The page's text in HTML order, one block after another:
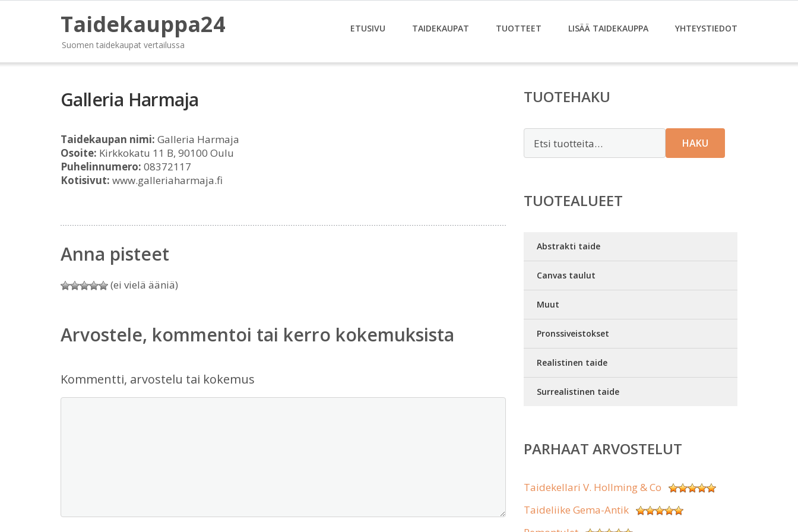
Taidekauppa24
Suomen taidekaupat vertailussa
ETUSIVU TAIDEKAUPAT TUOTTEET LISÄÄ TAIDEKAUPPA YHTEYSTIEDOT
Galleria Harmaja
Taidekaupan nimi: Galleria Harmaja
Osoite: Kirkkokatu 11 B, 90100 Oulu
Puhelinnumero: 08372117
Kotisivut: www.galleriaharmaja.fi
Anna pisteet
(ei vielä ääniä)
Arvostele, kommentoi tai kerro kokemuksista
Kommentti, arvostelu tai kokemus
TUOTEHAKU
HAKU
TUOTEALUEET
Abstrakti taide
Canvas taulut
Muut
Pronssiveistokset
Realistinen taide
Surrealistinen taide
PARHAAT ARVOSTELUT
Taidekellari V. Hollming & Co
Taideliike Gema-Antik